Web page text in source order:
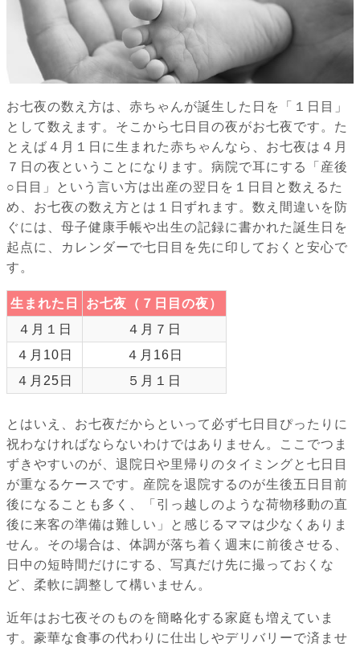
お七夜の数え方は、赤ちゃんが誕生した日を「１日目」
として数えます。そこから七日目の夜がお七夜です。た
とえば４月１日に生まれた赤ちゃんなら、お七夜は４月
７日の夜ということになります。病院で耳にする「産後
○日目」という言い方は出産の翌日を１日目と数えるた
め、お七夜の数え方とは１日ずれます。数え間違いを防
ぐには、母子健康手帳や出生の記録に書かれた誕生日を
起点に、カレンダーで七日目を先に印しておくと安心で
す。
生まれた日
お七夜（７日目の夜）
４月１日
４月７日
４月10日
４月16日
４月25日
５月１日
とはいえ、お七夜だからといって必ず七日目ぴったりに
祝わなければならないわけではありません。ここでつま
ずきやすいのが、退院日や里帰りのタイミングと七日目
が重なるケースです。産院を退院するのが生後五日目前
後になることも多く、「引っ越しのような荷物移動の直
後に来客の準備は難しい」と感じるママは少なくありま
せん。その場合は、体調が落ち着く週末に前後させる、
日中の短時間だけにする、写真だけ先に撮っておくな
ど、柔軟に調整して構いません。
近年はお七夜そのものを簡略化する家庭も増えていま
す。豪華な食事の代わりに仕出しやデリバリーで済ませ